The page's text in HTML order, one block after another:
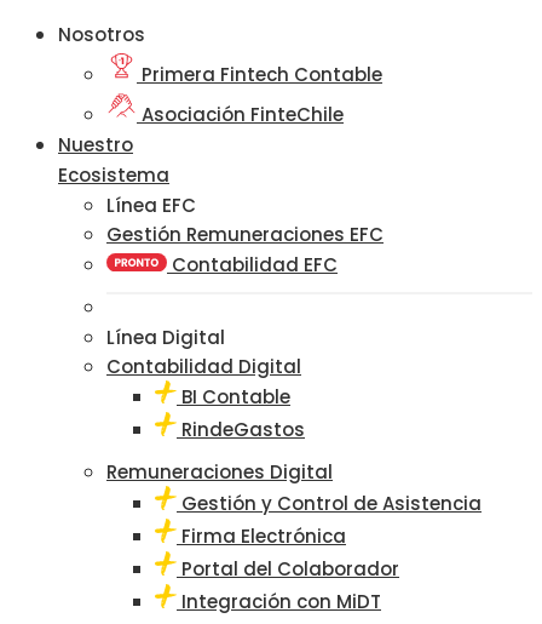
Nosotros
Primera Fintech Contable
Asociación FinteChile
Nuestro
Ecosistema
Línea EFC
Gestión Remuneraciones EFC
Contabilidad EFC
Línea Digital
Contabilidad Digital
BI Contable
RindeGastos
Remuneraciones Digital
Gestión y Control de Asistencia
Firma Electrónica
Portal del Colaborador
Integración con MiDT